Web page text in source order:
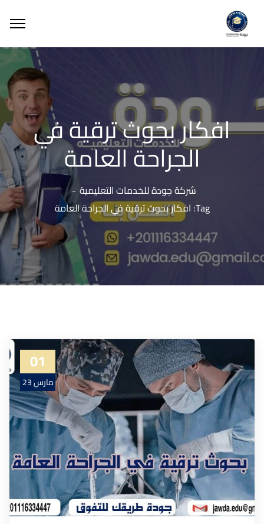
افكار بحوث ترقية في
الجراحة العامة
شركة جودة للخدمات التعليمية
Tag: افكار بحوث ترقية في الجراحة العامة
01
مارس 23